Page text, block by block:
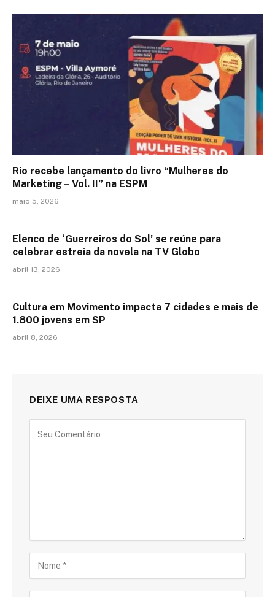
Rio recebe lançamento do livro “Mulheres do
Marketing – Vol. II” na ESPM
maio 5, 2026
Elenco de ‘Guerreiros do Sol’ se reúne para
celebrar estreia da novela na TV Globo
abril 13, 2026
Cultura em Movimento impacta 7 cidades e mais de
1.800 jovens em SP
abril 8, 2026
DEIXE UMA RESPOSTA